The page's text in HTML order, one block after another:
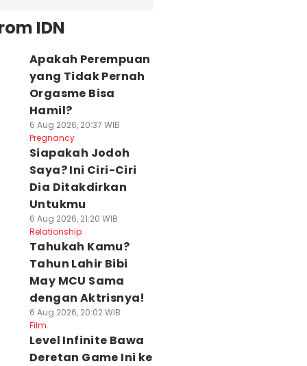
IDN
Apakah Perempuan
yang Tidak Pernah
Orgasme Bisa
Hamil?
6 Aug 2026, 20:37 WIB
Pregnancy
Siapakah Jodoh
Saya? Ini Ciri-Ciri
Dia Ditakdirkan
Untukmu
6 Aug 2026, 21:20 WIB
Relationship
Tahukah Kamu?
Tahun Lahir Bibi
May MCU Sama
dengan Aktrisnya!
6 Aug 2026, 20:02 WIB
Film
Level Infinite Bawa
Deretan Game Ini ke